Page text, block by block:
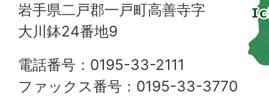
岩手県二戸郡一戸町高善寺字
大川鉢24番地9
電話番号：0195-33-2111
ファックス番号：0195-33-3770